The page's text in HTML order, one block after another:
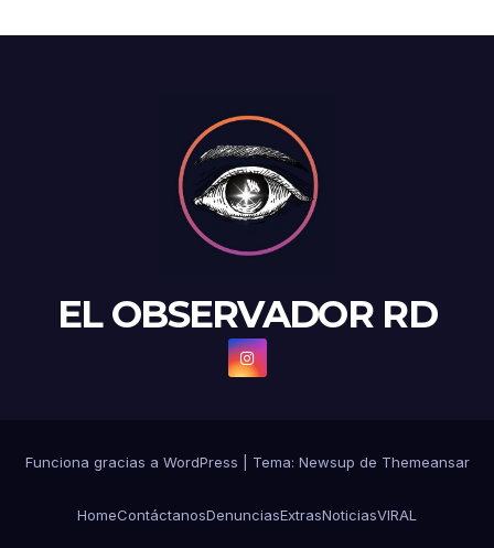
EL OBSERVADOR RD
Funciona gracias a WordPress Tema: Newsup de Themeansar
HomeContáctanosDenunciasExtrasNoticiasVIRAL